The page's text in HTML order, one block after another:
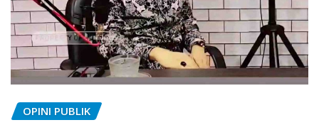
OPINI PUBLIK